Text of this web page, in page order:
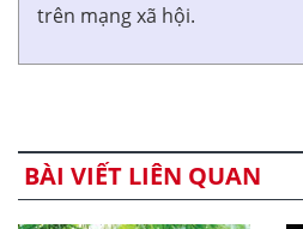
trên mạng xã hội.
BÀI VIẾT LIÊN QUAN